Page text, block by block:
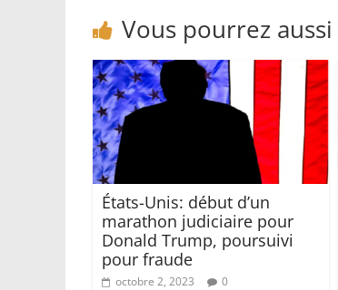
Vous pourrez
États-Unis: début d’un
marathon judiciaire pour
Donald Trump, poursuivi
pour fraude
octobre 2, 2023 0